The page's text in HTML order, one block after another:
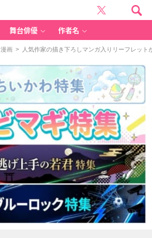
舞台俳優 作者名
漫画 > 人気作家の描き下ろしマンガ入りリーフレッ